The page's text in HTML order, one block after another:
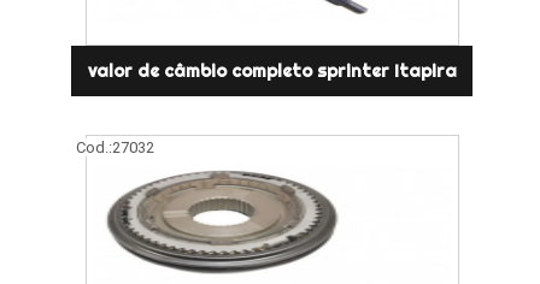
valor de câmbio completo sprinter Itapira
Cod.:27032